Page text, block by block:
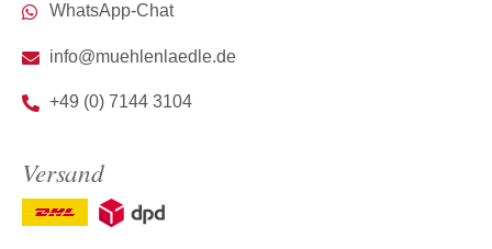
WhatsApp-Chat
info@muehlenlaedle.de
+49 (0) 7144 3104
Versand